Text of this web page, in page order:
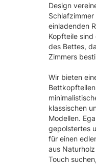
Design
einladenden
Kopfteile sind
des Bettes,
Zimmers
Wir bieten
klassischen
Modellen.
gepolstertes
für einen
aus
Touch